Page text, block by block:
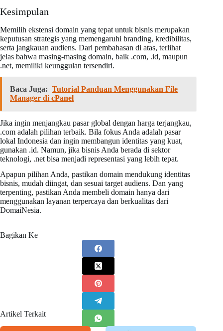
Kesimpulan
Memilih ekstensi domain yang tepat untuk bisnis merupakan
keputusan strategis yang memengaruhi branding, kredibilitas,
serta jangkauan audiens. Dari pembahasan di atas, terlihat
jelas bahwa masing-masing domain, baik .com, .id, maupun
.net, memiliki keunggulan tersendiri.
Baca Juga: Tutorial Panduan Menggunakan File
Manager di cPanel
Jika ingin menjangkau pasar global dengan harga terjangkau,
.com adalah pilihan terbaik. Bila fokus Anda adalah pasar
lokal Indonesia dan ingin membangun identitas yang kuat,
gunakan .id. Namun, jika bisnis Anda berada di sektor
teknologi, .net bisa menjadi representasi yang lebih tepat.
Apapun pilihan Anda, pastikan domain mendukung identitas
bisnis, mudah diingat, dan sesuai target audiens. Dan yang
terpenting, pastikan Anda membeli domain hanya dari
menggunakan layanan terpercaya dan berkualitas dari
DomaiNesia.
Bagikan Ke
Artikel Terkait